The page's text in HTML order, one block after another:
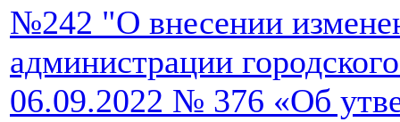
№242 "О внесении
администрации
06.09.2022 № 376 «Об